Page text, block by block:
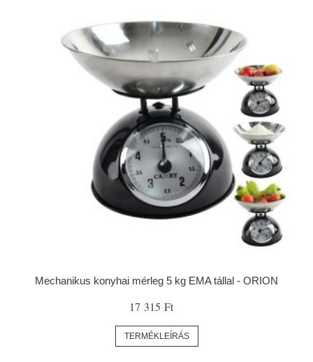
Mechanikus konyhai mérleg 5 kg EMA tállal - ORION
17 315 Ft
TERMÉKLEÍRÁS